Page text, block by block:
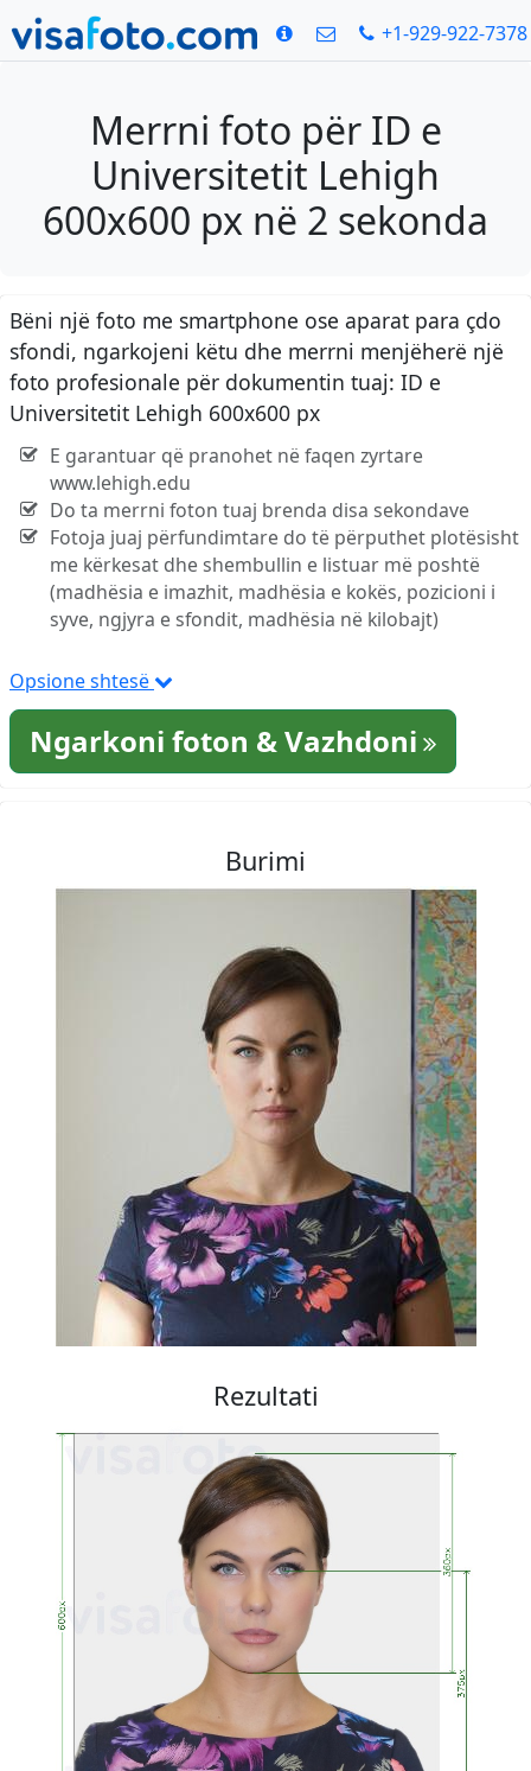
+1-929-922-7378
Merrni foto për ID e
Universitetit Lehigh
600x600 px në 2 sekonda
Bëni një foto me smartphone ose aparat para çdo
sfondi, ngarkojeni këtu dhe merrni menjëherë një
foto profesionale për dokumentin tuaj: ID e
Universitetit Lehigh 600x600 px
E garantuar që pranohet në faqen zyrtare
www.lehigh.edu
Do ta merrni foton tuaj brenda disa sekondave
Fotoja juaj përfundimtare do të përputhet plotësisht
me kërkesat dhe shembullin e listuar më poshtë
(madhësia e imazhit, madhësia e kokës, pozicioni i
syve, ngjyra e sfondit, madhësia në kilobajt)
Opsione shtesë
Ngarkoni foton & Vazhdoni
Burimi
Rezultati